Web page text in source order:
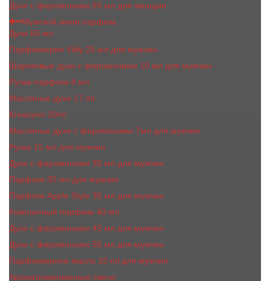
Духи с феромонами 55 мл для женщин
Мужской мини парфюм
Духи 65 мл
Парфюмерия Vilily 25 мл для мужчин
Шариковые духи с феромонами 10 мл для мужчин
Ручка-парфюм 8 мл
Масляные духи 17 ml
Kreasyon 20ml
Масляные духи c феромонами 7мл для мужчин
Ручка 15 мл для мужчин
Духи с феромонами 35 мл для мужчин
Парфюм 30 мл для мужчин
Парфюм Apple Style 35 мл для мужчин
Компактный парфюм 40 мл
Духи с феромонами 45 мл для мужчин
Духи с феромонами 55 мл для мужчин
Парфюмерное масло 10 ml для мужчин
Ароматизированные свечи